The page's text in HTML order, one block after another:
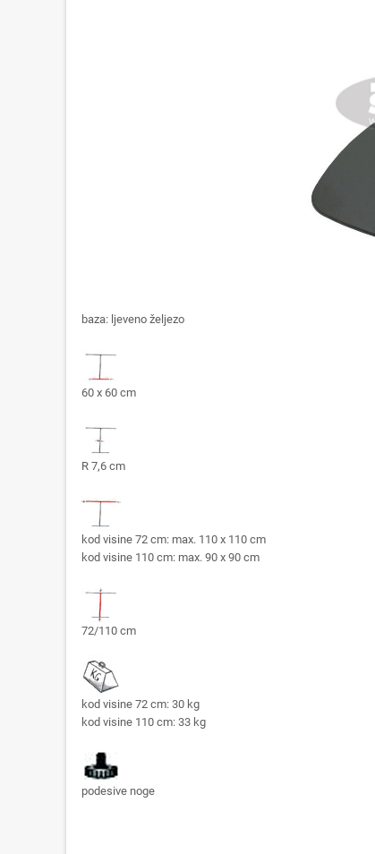
baza: ljeveno željezo
60 x 60 cm
R 7,6 cm
kod visine 72 cm: max. 110 x 110 cm
kod visine 110 cm: max. 90 x 90 cm
72/110 cm
kod visine 72 cm: 30 kg
kod visine 110 cm: 33 kg
podesive noge